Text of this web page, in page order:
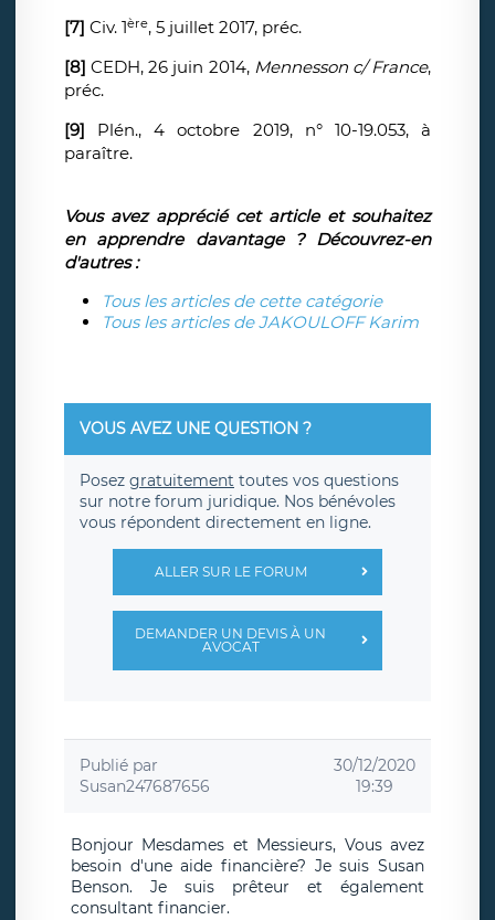
[7] Civ. 1ère, 5 juillet 2017, préc.
[8] CEDH, 26 juin 2014, Mennesson c/ France,
préc.
[9] Plén., 4 octobre 2019, n° 10-19.053, à
paraître.
Vous avez apprécié cet article et souhaitez
en apprendre davantage ? Découvrez-en
d'autres :
Tous les articles de cette catégorie
Tous les articles de JAKOULOFF Karim
VOUS AVEZ UNE QUESTION ?
Posez gratuitement toutes vos questions
sur notre forum juridique. Nos bénévoles
vous répondent directement en ligne.
ALLER SUR LE FORUM
DEMANDER UN DEVIS À UN
AVOCAT
Publié par
Susan247687656
30/12/2020
19:39
Bonjour Mesdames et Messieurs, Vous avez
besoin d'une aide financière? Je suis Susan
Benson. Je suis prêteur et également
consultant financier.